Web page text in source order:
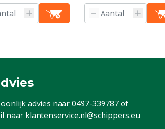
advies naar0497-339787of
naar klantenservice.nl@schippers.eu